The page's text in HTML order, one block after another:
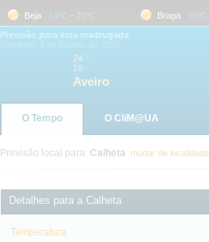
Beja 16 ºC- 31 ºC Braga 16 ºC-
Previsão para esta madrugada
24
18
Aveiro
O Tempo O CliM@UA
Previsão local para: Calheta mudar de localidade
Detalhes para a Calheta
Temperatura